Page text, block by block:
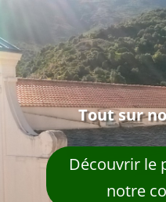
Tout sur
Découvrir le
notre